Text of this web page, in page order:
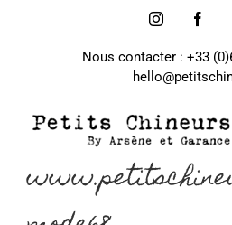
Instagram
Nous contacter : +33